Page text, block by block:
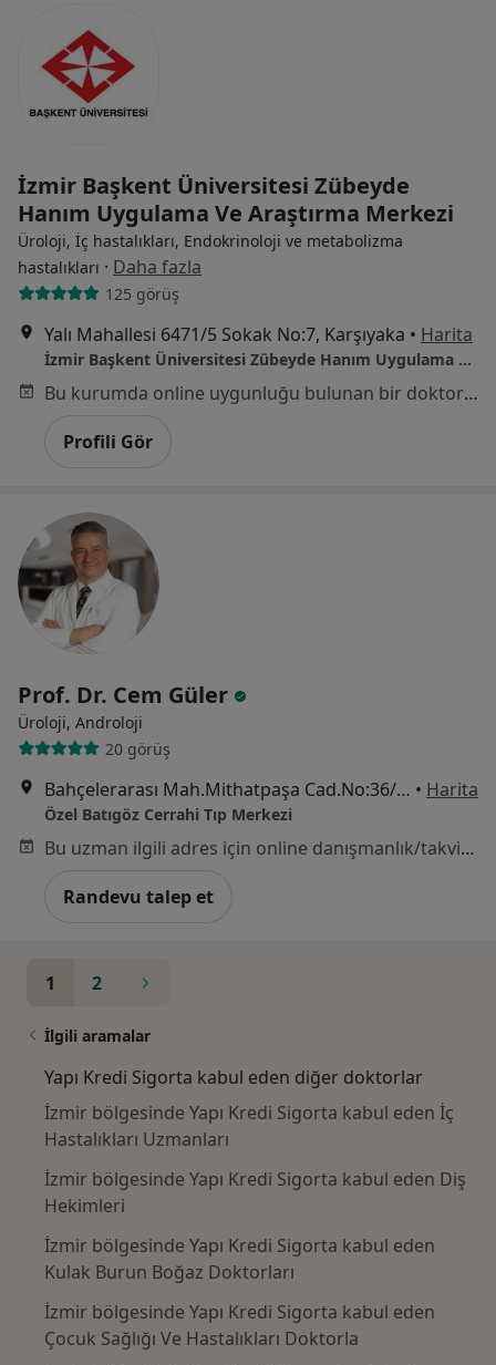
İzmir Başkent Üniversitesi Zübeyde
Hanım Uygulama Ve Araştırma Merkezi
Üroloji, İç hastalıkları, Endokrinoloji ve metabolizma
hastalıkları · Daha fazla
125 görüş
Yalı Mahallesi 6471/5 Sokak No:7, Karşıyaka • Harita
İzmir Başkent Üniversitesi Zübeyde Hanım Uygulama Ve Araştırma Merkezi
Bu kurumda online uygunluğu bulunan bir doktor veya uzman bulunamadı
Profili Gör
Prof. Dr. Cem Güler
Üroloji, Androloji
20 görüş
Bahçelerarası Mah.Mithatpaşa Cad.No:36/Z04-Z04A, Balçova • Harita
Özel Batıgöz Cerrahi Tıp Merkezi
Bu uzman ilgili adres için online danışmanlık/takvim sunmuyor.
Randevu talep et
1 2
İlgili aramalar
Yapı Kredi Sigorta kabul eden diğer doktorlar
İzmir bölgesinde Yapı Kredi Sigorta kabul eden İç
Hastalıkları Uzmanları
İzmir bölgesinde Yapı Kredi Sigorta kabul eden Diş
Hekimleri
İzmir bölgesinde Yapı Kredi Sigorta kabul eden
Kulak Burun Boğaz Doktorları
İzmir bölgesinde Yapı Kredi Sigorta kabul eden
Çocuk Sağlığı Ve Hastalıkları Doktorla